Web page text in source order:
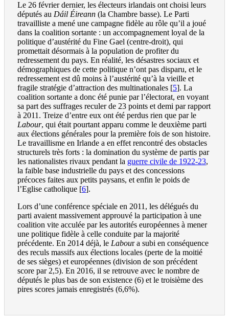
Le 26 février dernier, les électeurs irlandais ont choisi leurs
députés au Dáil Éireann (la Chambre basse). Le Parti
travailliste a mené une campagne fidèle au rôle qu’il a joué
dans la coalition sortante : un accompagnement loyal de la
politique d’austérité du Fine Gael (centre-droit), qui
promettait désormais à la population de profiter du
redressement du pays. En réalité, les désastres sociaux et
démographiques de cette politique n’ont pas disparu, et le
redressement est dû moins à l’austérité qu’à la vieille et
fragile stratégie d’attraction des multinationales [5]. La
coalition sortante a donc été punie par l’électorat, en voyant
sa part des suffrages reculer de 23 points et demi par rapport
à 2011. Treize d’entre eux ont été perdus rien que par le
Labour, qui était pourtant apparu comme le deuxième parti
aux élections générales pour la première fois de son histoire.
Le travaillisme en Irlande a en effet rencontré des obstacles
structurels très forts : la domination du système de partis par
les nationalistes rivaux pendant la guerre civile de 1922-23,
la faible base industrielle du pays et des concessions
précoces faites aux petits paysans, et enfin le poids de
l’Eglise catholique [6].
Lors d’une conférence spéciale en 2011, les délégués du
parti avaient massivement approuvé la participation à une
coalition vite acculée par les autorités européennes à mener
une politique fidèle à celle conduite par la majorité
précédente. En 2014 déjà, le Labour a subi en conséquence
des reculs massifs aux élections locales (perte de la moitié
de ses sièges) et européennes (division de son précédent
score par 2,5). En 2016, il se retrouve avec le nombre de
députés le plus bas de son existence (6) et le troisième des
pires scores jamais enregistrés (6,6%).